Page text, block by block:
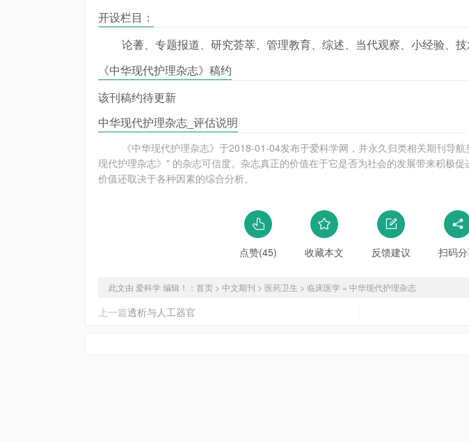
开设栏目：
论蓍、专题报道、研究荟萃、管理教育、综述、当代观察、小经验、
《中华现代护理杂志》稿约
该刊稿约待更新
中华现代护理杂志_评估说明
《中华现代护理杂志》于2018-01-04发布于爱科学网，并永久归类相关期刊导
现代护理杂志》" 的杂志可信度。杂志真正的价值在于它是否为社会的发展带来积极
价值还取决于各种因素的综合分析。
点赞(45) 收藏本文 反馈建议 扫码
此文由 爱科学 编辑！： 首页 > 中文期刊 > 医药卫生 > 临床医学 » 中华现代护理杂志
上一篇透析与人工器官